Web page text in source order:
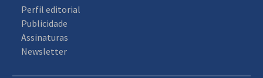
Perfil editorial
Publicidade
Assinaturas
Newsletter